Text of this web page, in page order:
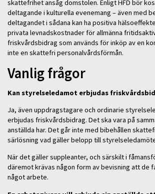
skattefrihet ansåg domstolen. Enligt HFD bör
deltagande i kulturella evenemang – även med
deltagandet i sådana kan ha positiva
privata levnadskostnader för allmänna
friskvårdsbidrag som används för inköp av en
inte en skattefri personalvårdsförmån.
Vanligfrågor
Kan styrelseledamot erbjudas
Ja, även uppdragstagare och ordinarie
erbjudas friskvårdsbidrag. Det ska vara på
anställda har. Det går inte med bibehållen
särlösning vad gäller belopp till
När det gäller suppleanter, och särskilt i
däremot krävas någon form av bevisning att de
något arbete.